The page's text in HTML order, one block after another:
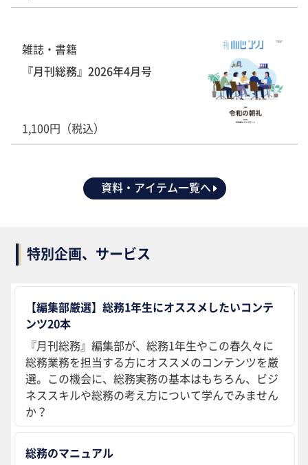
雑誌・書籍
『月刊総務』2026年4月号
1,100円（税込）
資料・アイテム一覧へ
特別企画、サービス
【編集部厳選】総務1年生にオススメしたいコンテ
ンツ20本
『月刊総務』編集部が、総務1年生やこの春久々に
総務業務を担当する方にオススメのコンテンツを厳
選。この機会に、総務実務の基本はもちろん、ビジ
ネススキルや総務の考え方について学んでみません
か？
総務のマニュアル